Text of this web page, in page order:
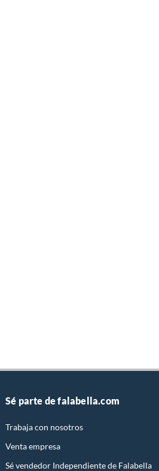
Sé parte de falabella.com
Trabaja con nosotros
Venta empresa
Sé vendedor Independiente de Falabella